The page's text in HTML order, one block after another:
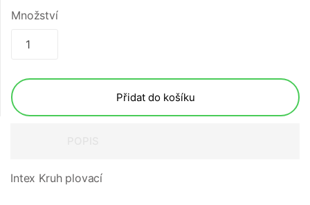
Množství
Přidat do košíku
Intex Kruh plovací